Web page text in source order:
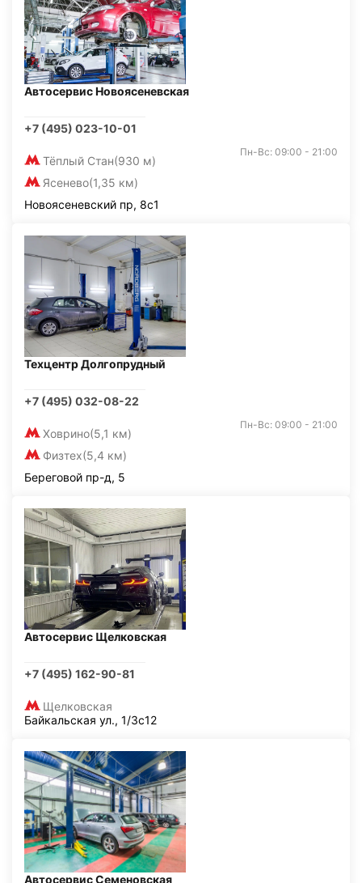
Автосервис Новоясеневская
+7 (495) 023-10-01
Тёплый Стан(930 м)
Ясенево(1,35 км)
Пн-Вс: 09:00 - 21:00
Новоясеневский пр, 8с1
Техцентр Долгопрудный
+7 (495) 032-08-22
Ховрино(5,1 км)
Физтех(5,4 км)
Пн-Вс: 09:00 - 21:00
Береговой пр-д, 5
Автосервис Щелковская
+7 (495) 162-90-81
Щелковская
Байкальская ул., 1/3с12
Автосервис Семеновская